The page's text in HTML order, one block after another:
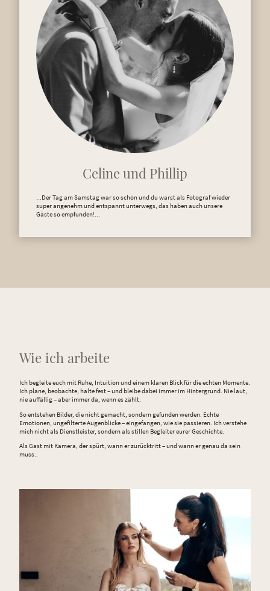
Celine und Phillip
...Der Tag am Samstag war so schön und du warst als Fotograf wieder
super angenehm und entspannt unterwegs, das haben auch unsere
Gäste so empfunden!...
Wie ich arbeite
Ich begleite euch mit Ruhe, Intuition und einem klaren Blick für die echten Momente.
Ich plane, beobachte, halte fest – und bleibe dabei immer im Hintergrund. Nie laut,
nie auffällig – aber immer da, wenn es zählt.
So entstehen Bilder, die nicht gemacht, sondern gefunden werden. Echte
Emotionen, ungefilterte Augenblicke – eingefangen, wie sie passieren. Ich verstehe
mich nicht als Dienstleister, sondern als stillen Begleiter eurer Geschichte.
Als Gast mit Kamera, der spürt, wann er zurücktritt – und wann er genau da sein
muss..